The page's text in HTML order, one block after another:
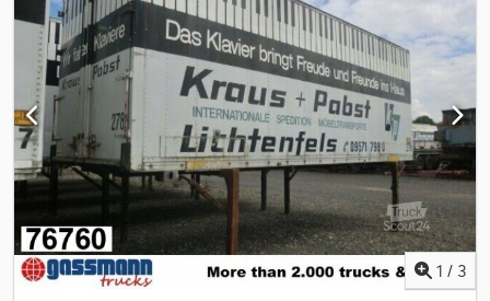
3690 mm, lățime cadru 840 mm. INFORMAȚII DESPRE ACCESORII
FĂRĂ GARANȚIE; modificările, vânzarea intermediară și erorile sunt
rezervate!
1 / 3